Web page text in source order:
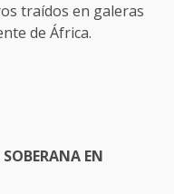
traídos en galeras
de África.
EN